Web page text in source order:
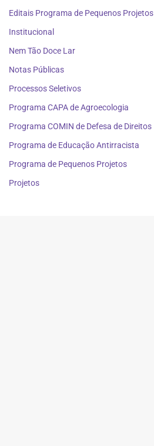
Editais Programa de Pequenos Projetos
Institucional
Nem Tão Doce Lar
Notas Públicas
Processos Seletivos
Programa CAPA de Agroecologia
Programa COMIN de Defesa de Direitos
Programa de Educação Antirracista
Programa de Pequenos Projetos
Projetos